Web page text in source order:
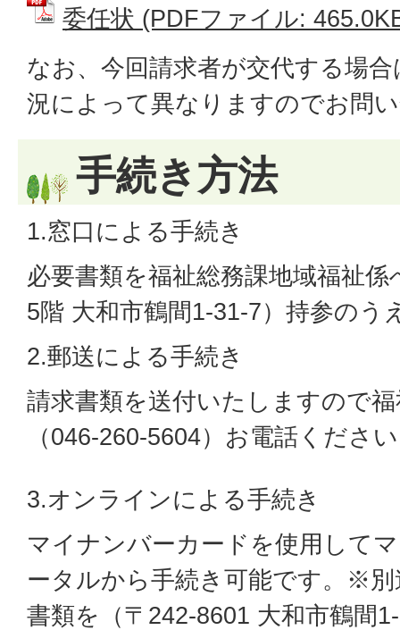
委任状 (PDFファイル:
なお、今回請求者が交代する場
況によって異なりますのでお問
手続き方法
1.窓口による手続き
必要書類を福祉総務課地域福祉
5階 大和市鶴間1-31-7）持参のう
2.郵送による手続き
請求書類を送付いたしますので
（046-260-5604）お電話くださ
3.オンラインによる手続き
マイナンバーカードを使用して
ータルから手続き可能です。※別
書類を（〒242-8601 大和市鶴間